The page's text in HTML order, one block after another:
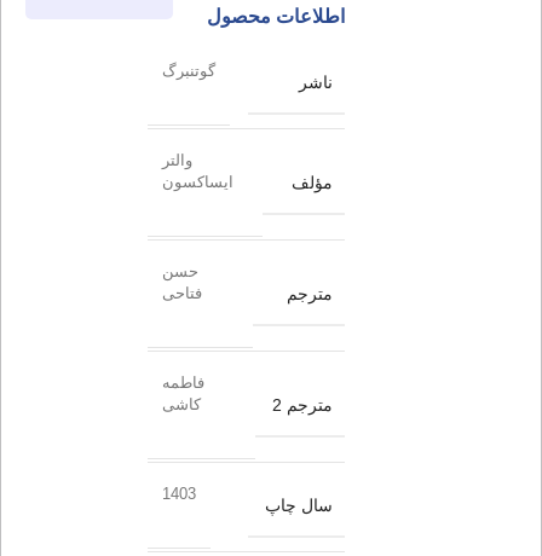
اطلاعات محصول
ناشر
گوتنبرگ
مؤلف
والتر
ایساکسون
مترجم
حسن
فتاحی
مترجم 2
فاطمه
کاشی
سال چاپ
1403